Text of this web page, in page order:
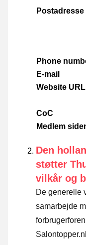
Postadresse
Phone
E-mail
Website URL
CoC
Medlem
Den
støtter
vilkår og
De generelle
samarbejde